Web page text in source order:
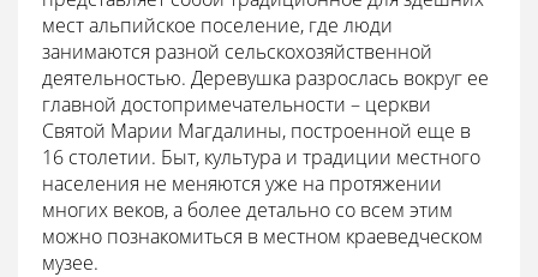
мест альпийское поселение, где люди
занимаются разной сельскохозяйственной
деятельностью. Деревушка разрослась вокруг ее
главной достопримечательности – церкви
Святой Марии Магдалины, построенной еще в
16 столетии. Быт, культура и традиции местного
населения не меняются уже на протяжении
многих веков, а более детально со всем этим
можно познакомиться в местном краеведческом
музее.